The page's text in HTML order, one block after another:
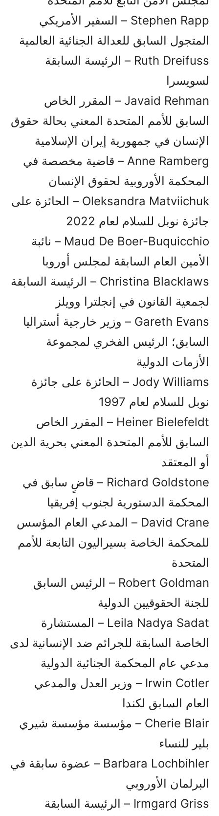
Stephen Rapp – السفير الأمريكي
المتجول السابق للعدالة الجنائية العالمية
Ruth Dreifuss – الرئيسة السابقة
لسويسرا
Javaid Rehman – المقرر الخاص
السابق للأمم المتحدة المعني بحالة حقوق
الإنسان في جمهورية إيران الإسلامية
Anne Ramberg – قاضية مخصصة في
المحكمة الأوروبية لحقوق الإنسان
Oleksandra Matviichuk – الحائزة على
جائزة نوبل للسلام لعام 2022
Maud De Boer-Buquicchio – نائبة
الأمين العام السابقة لمجلس أوروبا
Christina Blacklaws – الرئيسة السابقة
لجمعية القانون في إنجلترا وويلز
Gareth Evans – وزير خارجية أستراليا
السابق؛ الرئيس الفخري لمجموعة
الأزمات الدولية
Jody Williams – الحائزة على جائزة
نوبل للسلام لعام 1997
Heiner Bielefeldt – المقرر الخاص
السابق للأمم المتحدة المعني بحرية الدين
أو المعتقد
Richard Goldstone – قاضٍ سابق في
المحكمة الدستورية لجنوب إفريقيا
David Crane – المدعي العام المؤسس
للمحكمة الخاصة بسيراليون التابعة للأمم
المتحدة
Robert Goldman – الرئيس السابق
للجنة الحقوقيين الدولية
Leila Nadya Sadat – المستشارة
الخاصة السابقة للجرائم ضد الإنسانية لدى
مدعي عام المحكمة الجنائية الدولية
Irwin Cotler – وزير العدل والمدعي
العام السابق لكندا
Cherie Blair – مؤسسة مؤسسة شيري
بلير للنساء
Barbara Lochbihler – عضوة سابقة في
البرلمان الأوروبي
Irmgard Griss – الرئيسة السابقة